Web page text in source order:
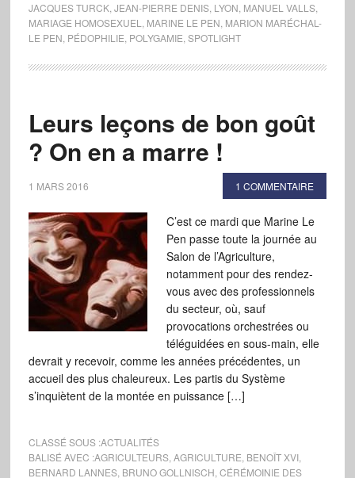
JACQUES TURCK, JEAN-PIERRE DENIS, LYON MANUEL VALLS,
MARIAGE HOMOSEXUEL
MARINE LE PEN MARION MARÉCHAL-
LE PEN PÉDOPHILIE POLYGAMIE SPOTLIGHT
Leurs leçons de bon goût
? On en a marre !
1 MARS 2016 1 COMMENTAIRE
C’est ce mardi que Marine Le
Pen passe toute la journée au
Salon de l’Agriculture,
notamment pour des rendez-
vous avec des professionnels
du secteur, où, sauf
provocations orchestrées ou
téléguidées en sous-main, elle
devrait y recevoir, comme les années précédentes, un
accueil des plus chaleureux. Les partis du Système
s’inquiètent de la montée en puissance […]
CLASSÉ SOUS :ACTUALITÉS
BALISÉ AVEC :AGRICULTEURS, AGRICULTURE BENOÎT XVI,
BERNARD LANNES, BRUNO GOLLNISCH CÉRÉMOINIE DES